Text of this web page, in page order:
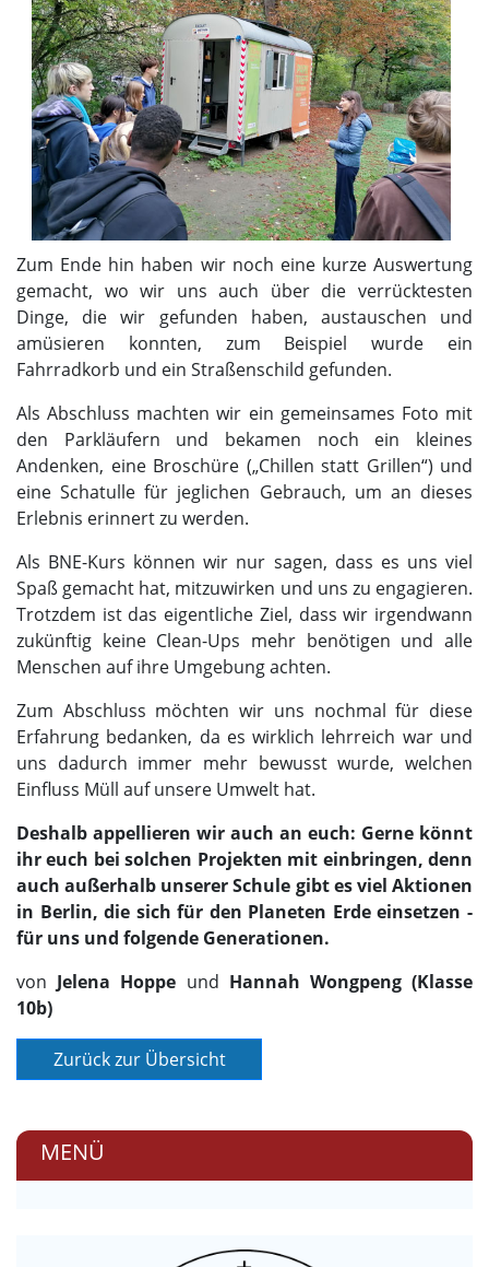
Zum Ende hin haben wir noch eine kurze Auswertung
gemacht, wo wir uns auch über die verrücktesten
Dinge, die wir gefunden haben, austauschen und
amüsieren konnten, zum Beispiel wurde ein
Fahrradkorb und ein Straßenschild gefunden.
Als Abschluss machten wir ein gemeinsames Foto mit
den Parkläufern und bekamen noch ein kleines
Andenken, eine Broschüre („Chillen statt Grillen“) und
eine Schatulle für jeglichen Gebrauch, um an dieses
Erlebnis erinnert zu werden.
Als BNE-Kurs können wir nur sagen, dass es uns viel
Spaß gemacht hat, mitzuwirken und uns zu engagieren.
Trotzdem ist das eigentliche Ziel, dass wir irgendwann
zukünftig keine Clean-Ups mehr benötigen und alle
Menschen auf ihre Umgebung achten.
Zum Abschluss möchten wir uns nochmal für diese
Erfahrung bedanken, da es wirklich lehrreich war und
uns dadurch immer mehr bewusst wurde, welchen
Einfluss Müll auf unsere Umwelt hat.
Deshalb appellieren wir auch an euch: Gerne könnt
ihr euch bei solchen Projekten mit einbringen, denn
auch außerhalb unserer Schule gibt es viel Aktionen
in Berlin, die sich für den Planeten Erde einsetzen -
für uns und folgende Generationen.
von Jelena Hoppe und Hannah Wongpeng (Klasse
10b)
MENÜ